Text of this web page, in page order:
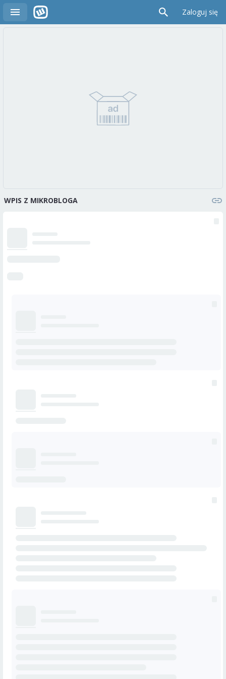
Zaloguj się
WPIS Z MIKROBLOGA